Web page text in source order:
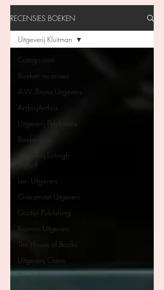
RECENSIES BOEKEN
Categorieën
Boeken recensies
A.W. Bruna Uitgevers
Ambo|Anthos
Uitgeverij Pelckmans
Boekerij
Uitgeverij Luitingh-
Sijthoff
Lev. Uitgevers
Overamstel Uitgevers
Godijn Publishing
Kosmos Uitgevers
The House of Books
Uitgeverij Clavis
Dutch Venture
Uitgeverij Kluitman